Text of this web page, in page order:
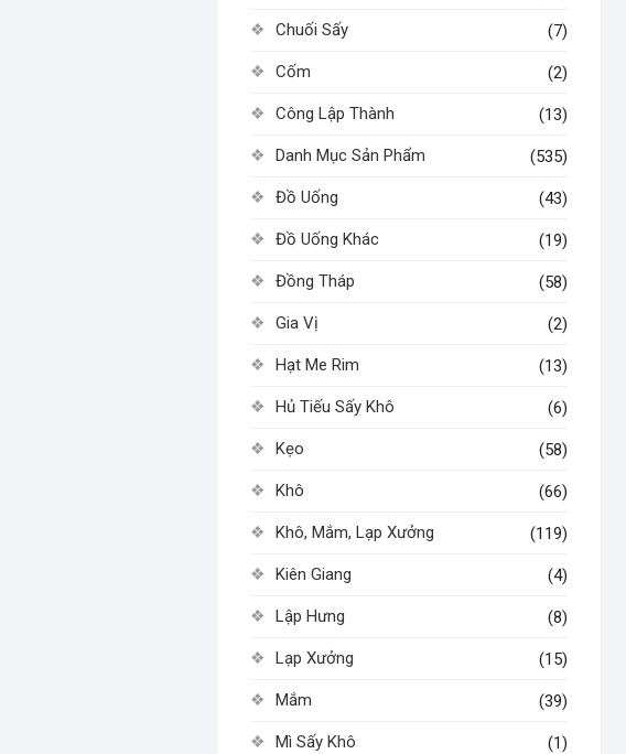
Chuối Sấy (7)
Cốm (2)
Công Lập Thành (13)
Danh Mục Sản Phẩm (535)
Đồ Uống (43)
Đồ Uống Khác (19)
Đồng Tháp (58)
Gia Vị (2)
Hạt Me Rim (13)
Hủ Tiếu Sấy Khô (6)
Kẹo (58)
Khô (66)
Khô, Mắm, Lạp Xưởng (119)
Kiên Giang (4)
Lập Hưng (8)
Lạp Xưởng (15)
Mắm (39)
Mì Sấy Khô (1)